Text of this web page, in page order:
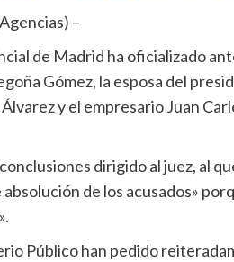
–
Gómez, la esposa del
y el empresario Juan
de los acusados»